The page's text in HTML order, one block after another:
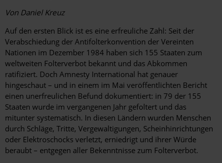
Von Daniel Kreuz
Auf den ersten Blick ist es eine erfreuliche Zahl: Seit der
Verabschiedung der Antifolterkonvention der Vereinten
Nationen im Dezember 1984 haben sich 155 Staaten zum
weltweiten Folterverbot bekannt und das Abkommen
ratifiziert. Doch Amnesty International hat genauer
hingeschaut – und in einem im Mai veröffentlichten Bericht
einen unerfreulichen Befund dokumentiert: in 79 der 155
Staaten wurde im vergangenen Jahr gefoltert und das
mitunter systematisch. In diesen Ländern wurden Menschen
durch Schläge, Tritte, Vergewaltigungen, Scheinhinrichtungen
oder Elektroschocks verletzt, erniedrigt und ihrer Würde
beraubt – entgegen aller Bekenntnisse zum Folterverbot.